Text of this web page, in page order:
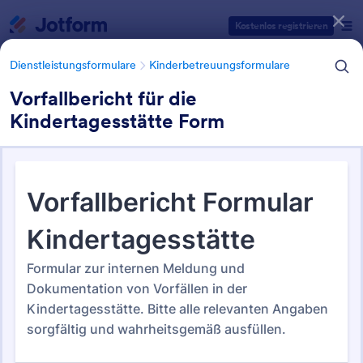
Kostenlos registrieren
Dienstleistungsformulare Kinderbetreuungsformulare
Vorfallbericht für die
Kindertagesstätte Form
Kinderbetreuungsformulare
20 Vorlagen
Formularvorlagen Kategorien